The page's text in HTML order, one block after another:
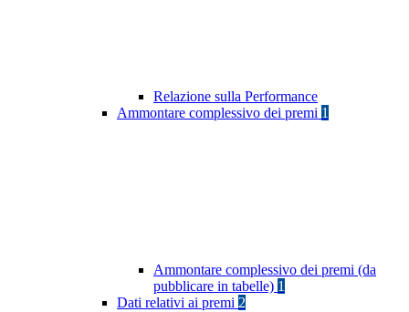
Relazione sulla Performance
Ammontare complessivo dei premi 1
Ammontare complessivo dei premi (da
pubblicare in tabelle) 1
Dati relativi ai premi 2